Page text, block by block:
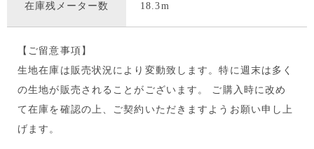
在庫残メーター数 18.3m
【ご留意事項】
生地在庫は販売状況により変動致します。特に週末は多く
の生地が販売されることがございます。 ご購入時に改め
て在庫を確認の上、ご契約いただきますようお願い申し上
げます。